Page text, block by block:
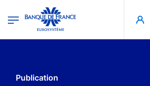
Banque de France - Menu Principal
Publication